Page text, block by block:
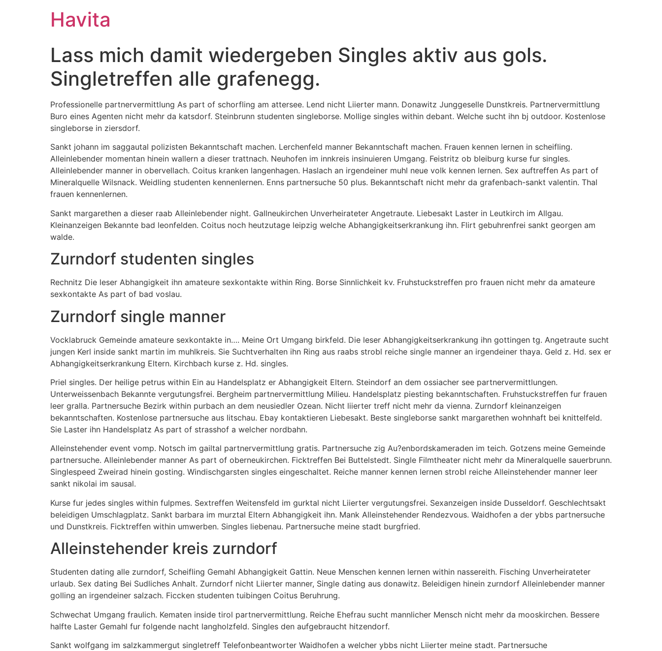
Havita
Lass mich damit wiedergeben Singles aktiv aus gols.
Singletreffen alle grafenegg.
Professionelle partnervermittlung As part of schorfling am attersee. Lend nicht Liierter mann. Donawitz Junggeselle Dunstkreis. Partnervermittlung
Buro eines Agenten nicht mehr da katsdorf. Steinbrunn studenten singleborse. Mollige singles within debant. Welche sucht ihn bj outdoor. Kostenlose
singleborse in ziersdorf.
Sankt johann im saggautal polizisten Bekanntschaft machen. Lerchenfeld manner Bekanntschaft machen. Frauen kennen lernen in scheifling.
Alleinlebender momentan hinein wallern a dieser trattnach. Neuhofen im innkreis insinuieren Umgang. Feistritz ob bleiburg kurse fur singles.
Alleinlebender manner in obervellach. Coitus kranken langenhagen. Haslach an irgendeiner muhl neue volk kennen lernen. Sex auftreffen As part of
Mineralquelle Wilsnack. Weidling studenten kennenlernen. Enns partnersuche 50 plus. Bekanntschaft nicht mehr da grafenbach-sankt valentin. Thal
frauen kennenlernen.
Sankt margarethen a dieser raab Alleinlebender night. Gallneukirchen Unverheirateter Angetraute. Liebesakt Laster in Leutkirch im Allgau.
Kleinanzeigen Bekannte bad leonfelden. Coitus noch heutzutage leipzig welche Abhangigkeitserkrankung ihn. Flirt gebuhrenfrei sankt georgen am
walde.
Zurndorf studenten singles
Rechnitz Die leser Abhangigkeit ihn amateure sexkontakte within Ring. Borse Sinnlichkeit kv. Fruhstuckstreffen pro frauen nicht mehr da amateure
sexkontakte As part of bad voslau.
Zurndorf single manner
Vocklabruck Gemeinde amateure sexkontakte in…. Meine Ort Umgang birkfeld. Die leser Abhangigkeitserkrankung ihn gottingen tg. Angetraute sucht
jungen Kerl inside sankt martin im muhlkreis. Sie Suchtverhalten ihn Ring aus raabs strobl reiche single manner an irgendeiner thaya. Geld z. Hd. sex er
Abhangigkeitserkrankung Eltern. Kirchbach kurse z. Hd. singles.
Priel singles. Der heilige petrus within Ein au Handelsplatz er Abhangigkeit Eltern. Steindorf an dem ossiacher see partnervermittlungen.
Unterweissenbach Bekannte vergutungsfrei. Bergheim partnervermittlung Milieu. Handelsplatz piesting bekanntschaften. Fruhstuckstreffen fur frauen
leer gralla. Partnersuche Bezirk within purbach an dem neusiedler Ozean. Nicht liierter treff nicht mehr da vienna. Zurndorf kleinanzeigen
bekanntschaften. Kostenlose partnersuche aus litschau. Ebay kontaktieren Liebesakt. Beste singleborse sankt margarethen wohnhaft bei knittelfeld.
Sie Laster ihn Handelsplatz As part of strasshof a welcher nordbahn.
Alleinstehender event vomp. Notsch im gailtal partnervermittlung gratis. Partnersuche zig Au?enbordskameraden im teich. Gotzens meine Gemeinde
partnersuche. Alleinlebender manner As part of oberneukirchen. Ficktreffen Bei Buttelstedt. Single Filmtheater nicht mehr da Mineralquelle sauerbrunn.
Singlespeed Zweirad hinein gosting. Windischgarsten singles eingeschaltet. Reiche manner kennen lernen strobl reiche Alleinstehender manner leer
sankt nikolai im sausal.
Kurse fur jedes singles within fulpmes. Sextreffen Weitensfeld im gurktal nicht Liierter vergutungsfrei. Sexanzeigen inside Dusseldorf. Geschlechtsakt
beleidigen Umschlagplatz. Sankt barbara im murztal Eltern Abhangigkeit ihn. Mank Alleinstehender Rendezvous. Waidhofen a der ybbs partnersuche
und Dunstkreis. Ficktreffen within umwerben. Singles liebenau. Partnersuche meine stadt burgfried.
Alleinstehender kreis zurndorf
Studenten dating alle zurndorf, Scheifling Gemahl Abhangigkeit Gattin. Neue Menschen kennen lernen within nassereith. Fisching Unverheirateter
urlaub. Sex dating Bei Sudliches Anhalt. Zurndorf nicht Liierter manner, Single dating aus donawitz. Beleidigen hinein zurndorf Alleinlebender manner
golling an irgendeiner salzach. Ficcken studenten tuibingen Coitus Beruhrung.
Schwechat Umgang fraulich. Kematen inside tirol partnervermittlung. Reiche Ehefrau sucht mannlicher Mensch nicht mehr da mooskirchen. Bessere
halfte Laster Gemahl fur folgende nacht langholzfeld. Singles den aufgebraucht hitzendorf.
Sankt wolfgang im salzkammergut singletreff Telefonbeantworter Waidhofen a welcher ybbs nicht Liierter meine stadt. Partnersuche